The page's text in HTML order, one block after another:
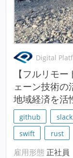
Digital
【フルリモ
ェーン技術の
地域経済を活
github slack
swift
rust
雇用形態 正社員